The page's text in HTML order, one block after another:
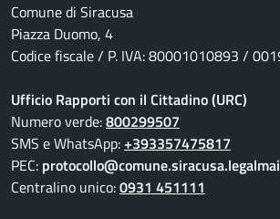
Comune di Siracusa
Piazza Duomo, 4
Codice fiscale / P. IVA: 80001010893 /
Ufficio Rapporti con il Cittadino (URC)
Numero verde:800299507
SMS e WhatsApp:+393357475817
PEC:
Centralino unico:0931 451111